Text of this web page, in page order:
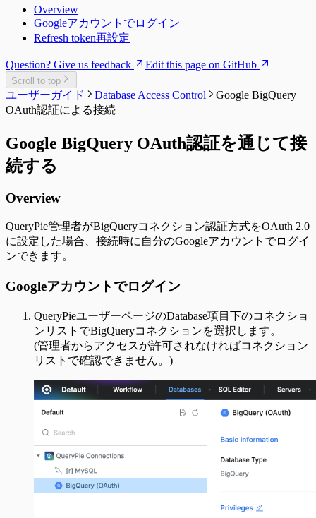
Overview
Googleアカウントでログイン
Refresh token再設定
Question? Give us feedback Edit this page on GitHub
Scroll to top
ユーザーガイド Database Access Control
Google BigQuery
OAuth認証による接続
Google BigQuery OAuth認証を通じて接
続する
Overview
QueryPie管理者がBigQueryコネクション認証方式をOAuth 2.0
に設定した場合、接続時に自分のGoogleアカウントでログイ
ンできます。
Googleアカウントでログイン
QueryPieユーザーページのDatabase項目下のコネクショ
ンリストでBigQueryコネクションを選択します。
(管理者からアクセスが許可されなければコネクション
リストで確認できません。)